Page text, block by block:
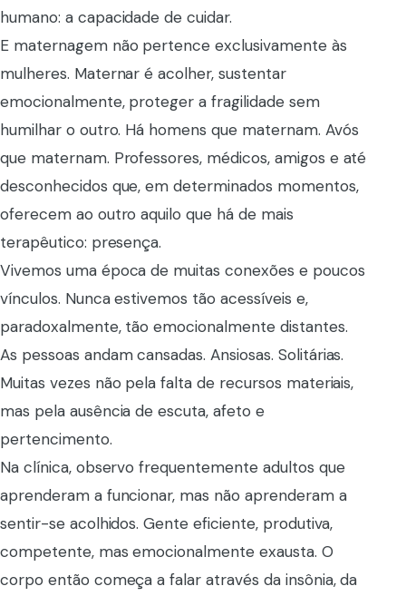
humano: a capacidade de cuidar.
E maternagem não pertence exclusivamente às
mulheres. Maternar é acolher, sustentar
emocionalmente, proteger a fragilidade sem
humilhar o outro. Há homens que maternam. Avós
que maternam. Professores, médicos, amigos e até
desconhecidos que, em determinados momentos,
oferecem ao outro aquilo que há de mais
terapêutico: presença.
Vivemos uma época de muitas conexões e poucos
vínculos. Nunca estivemos tão acessíveis e,
paradoxalmente, tão emocionalmente distantes.
As pessoas andam cansadas. Ansiosas. Solitárias.
Muitas vezes não pela falta de recursos materiais,
mas pela ausência de escuta, afeto e
pertencimento.
Na clínica, observo frequentemente adultos que
aprenderam a funcionar, mas não aprenderam a
sentir-se acolhidos. Gente eficiente, produtiva,
competente, mas emocionalmente exausta. O
corpo então começa a falar através da insônia, da